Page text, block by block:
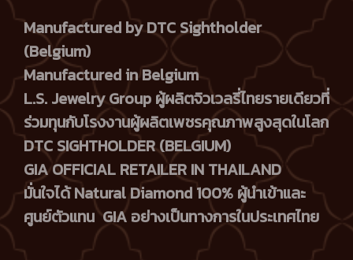
Manufactured by DTC Sightholder
(Belgium)
Manufactured in Belgium
L.S. Jewelry Group ผู้ผลิตจิวเวลรี่ไทยรายเดียวที่
ร่วมทุนกับโรงงานผู้ผลิตเพชรคุณภาพสูงสุดในโลก
DTC SIGHTHOLDER (BELGIUM)
GIA OFFICIAL RETAILER IN THAILAND
มั่นใจได้ Natural Diamond 100% ผู้นำเข้าและ
ศูนย์ตัวแทน GIA อย่างเป็นทางการในประเทศไทย